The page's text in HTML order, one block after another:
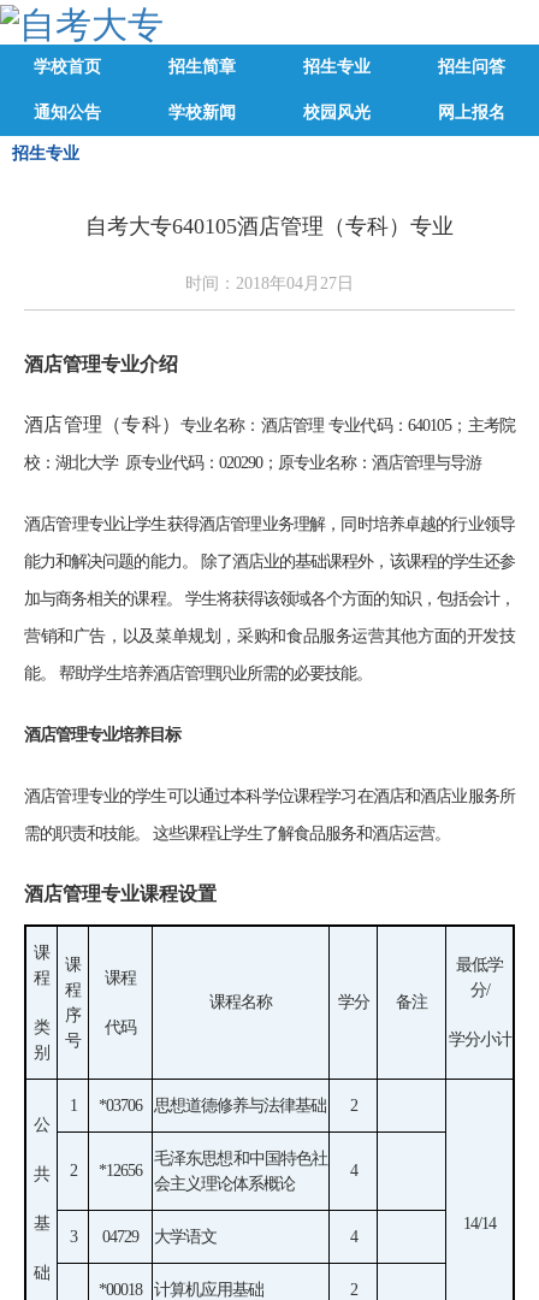
学校首页 招生简章 招生专业 招生问答
通知公告 学校新闻 校园风光 网上报名
招生专业
自考大专640105酒店管理（专科）专业
时间：2018年04月27日
酒店管理专业介绍
酒店管理（专科）专业名称：酒店管理 专业代码：640105； 主考院
校：湖北大学 原专业代码：020290； 原专业名称：酒店管理与导游
酒店管理专业让学生获得酒店管理业务理解，同时培养卓越的行业领导
能力和解决问题的能力。 除了酒店业的基础课程外，该课程的学生还参
加与商务相关的课程。 学生将获得该领域各个方面的知识，包括会计，
营销和广告，以及菜单规划，采购和食品服务运营其他方面的开发技
能。 帮助学生培养酒店管理职业所需的必要技能。
酒店管理专业培养目标
酒店管理专业的学生可以通过本科学位课程学习在酒店和酒店业服务所
需的职责和技能。 这些课程让学生了解食品服务和酒店运营。
酒店管理专业课程设置
课
程
类
别
课
程
序
号
课程
代码
课程名称 学分 备注
最低学
分/
学分小计
公
共
基
础
1 *03706 思想道德修养与法律基础 2
14/14
2 *12656
毛泽东思想和中国特色社
会主义理论体系概论
4
3 04729 大学语文 4
*00018 计算机应用基础 2